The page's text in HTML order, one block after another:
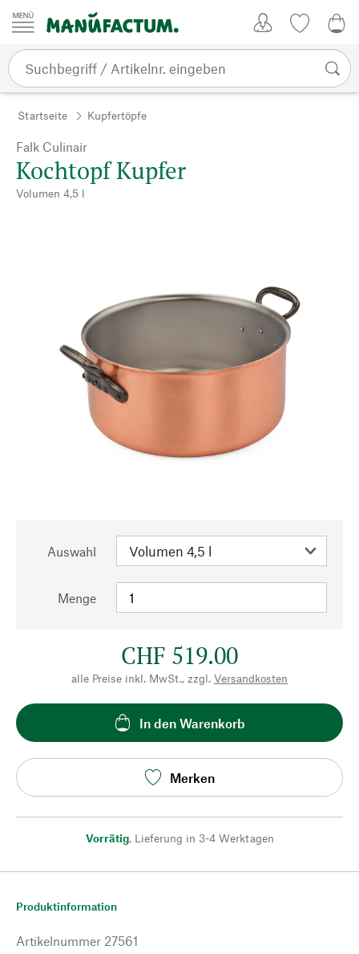
Zum Inhalt springen
Startseite Kupfertöpfe
Falk Culinair
Kochtopf Kupfer
Volumen 4,5 l
Auswahl
Menge
CHF 519.00
alle Preise inkl. MwSt., zzgl. Versandkosten
In den Warenkorb
Merken
Vorrätig, Lieferung in 3-4 Werktagen
Produktinformation
Artikelnummer 27561